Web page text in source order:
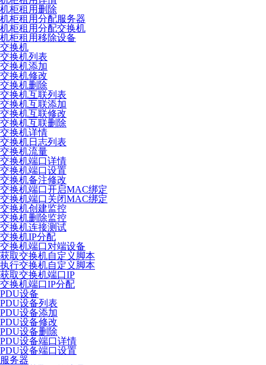
机柜租用删除
机柜租用分配服务器
机柜租用分配交换机
机柜租用移除设备
交换机
交换机列表
交换机添加
交换机修改
交换机删除
交换机互联列表
交换机互联添加
交换机互联修改
交换机互联删除
交换机详情
交换机日志列表
交换机流量
交换机端口详情
交换机端口设置
交换机备注修改
交换机端口开启MAC绑定
交换机端口关闭MAC绑定
交换机创建监控
交换机删除监控
交换机连接测试
交换机IP分配
交换机端口对端设备
获取交换机自定义脚本
执行交换机自定义脚本
获取交换机端口IP
交换机端口IP分配
PDU设备
PDU设备列表
PDU设备添加
PDU设备修改
PDU设备删除
PDU设备端口详情
PDU设备端口设置
服务器